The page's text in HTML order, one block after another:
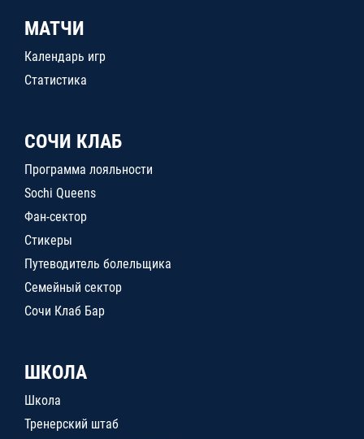
МАТЧИ
Календарь игр
Статистика
СОЧИ КЛАБ
Программа лояльности
Sochi Queens
Фан-сектор
Стикеры
Путеводитель болельщика
Семейный сектор
Сочи Клаб Бар
ШКОЛА
Школа
Тренерский штаб